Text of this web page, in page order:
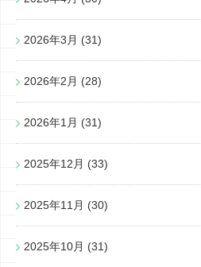
2026年3月 (31)
2026年2月 (28)
2026年1月 (31)
2025年12月 (33)
2025年11月 (30)
2025年10月 (31)